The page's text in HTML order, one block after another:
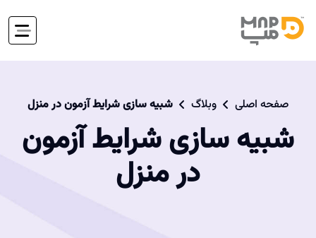
صفحه اصلی وبلاگ شبیه سازی شرایط آزمون در منزل
شبیه سازی شرایط آزمون
در منزل